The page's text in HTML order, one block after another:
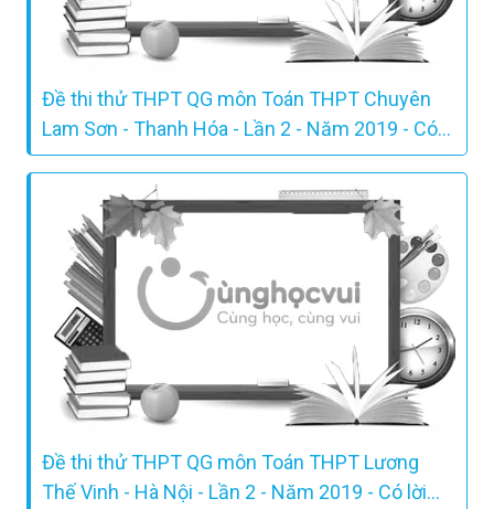
Đề thi thử THPT QG môn Toán THPT Chuyên
Lam Sơn - Thanh Hóa - Lần 2 - Năm 2019 - Có
lời giải chi tiết
Đề thi thử THPT QG môn Toán THPT Lương
Thế Vinh - Hà Nội - Lần 2 - Năm 2019 - Có lời